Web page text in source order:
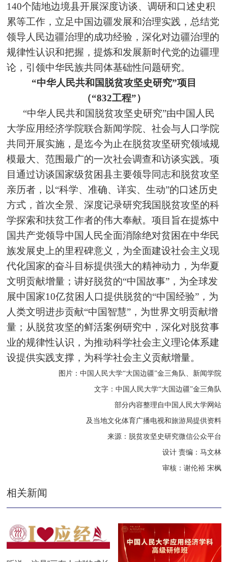
140个陆地边境县开展深度访谈、调研和口述史积
累等工作，立足中国边疆发展和治理实践，总结党
领导人民边疆治理的成功经验，深化对边疆治理的
规律性认识和把握，提炼和发展新时代党的边疆理
论，引领中华民族共同体基础性问题研究。
“中华人民共和国脱贫攻坚史研究”项目
（“832工程”）
“中华人民共和国脱贫攻坚史研究”由中国人民
大学应用经济学院联合新闻学院、社会与人口学院
共同开展实施，是迄今为止在脱贫攻坚研究领域规
模最大、范围最广的一次社会调查和访谈实践。项
目通过访谈国家级贫困县主要领导同志和脱贫攻坚
亲历者，以“科学、准确、详实、生动”的口述历史
方式，首次全景、深度记录研究我国脱贫攻坚的科
学探索和扶贫工作者的伟大奉献。项目旨在提炼中
国共产党领导中国人民全面消除绝对贫困在中华民
族发展史上的里程碑意义，为全面建设社会主义现
代化国家的奋斗目标提供强大的精神动力，为华夏
文明贡献增量；讲好脱贫的“中国故事”，为全球发
展中国家10亿贫困人口提供脱贫的“中国经验”，为
人类文明进步贡献“中国智慧”，为世界文明贡献增
量；从脱贫攻坚的鲜活案例研究中，深化对脱贫事
业的规律性认识，为推动科学社会主义理论体系建
设提供实践支撑，为科学社会主义贡献增量。
图片：中国人民大学“大国边疆”金三角队、新闻学院
文字：中国人民大学“大国边疆”金三角队
部分内容整理自中国人民大学网站
及当地文化体育广播电视和旅游局提供资料
来源：脱贫攻坚史研究微信公众平台
设计 责编：马文林
审核：谢伦裕 宋枫
相关新闻